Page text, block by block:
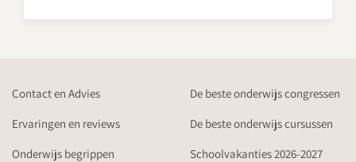
Contact en Advies
De beste onderwijs congressen
Ervaringen en reviews
De beste onderwijs cursussen
Onderwijs begrippen
Schoolvakanties 2026-2027